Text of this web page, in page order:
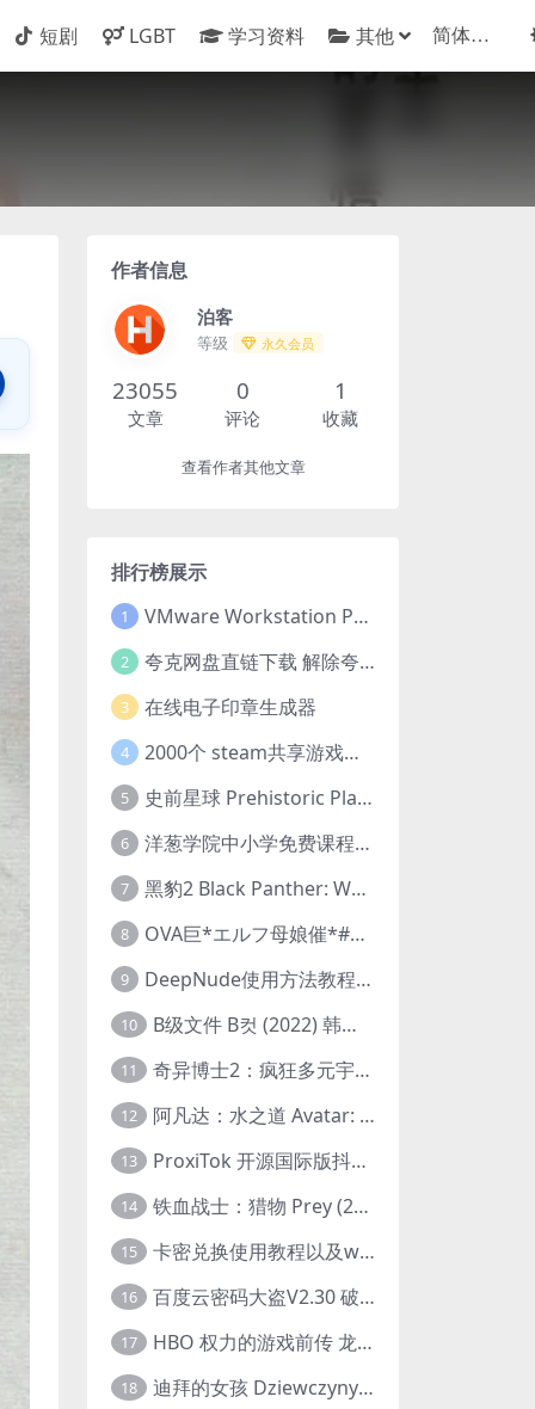
短剧 LGBT 学习资料 其他
作者信息
泊客
等级 永久会员
23055
文章
0
评论
1
收藏
查看作者其他文章
排行榜展示
1 VMware Workstation Pro 16 永久激活密钥(序列号)
2 夸克网盘直链下载 解除夸克网盘下载限制 油猴脚本
3 在线电子印章生成器
4 2000个 steam共享游戏账号 离线steam账号分享
5 史前星球 Prehistoric Planet (2022) 中字 1080p 高清 阿里云盘 2022.5.27已更新全集
6 洋葱学院中小学免费课程集合 云盘下载
7 黑豹2 Black Panther: Wakanda Forever (2022) 高清版
8 OVA巨*エルフ母娘催*#1エルフの国を蹂*する男。汚された女王と姫
9 DeepNude使用方法教程FAQ
10 B级文件 B컷 (2022) 韩国大尺度剧情电影 1080P 中字
11 奇异博士2：疯狂多元宇宙 Doctor Strange in the Multiverse of Madness (2022) 高清版1080p
12 阿凡达：水之道 Avatar: The Way of Water (2022) 1080p 2k 4k 中文字幕
13 ProxiTok 开源国际版抖音TikTok网页版 国内网络直连
14 铁血战士：猎物 Prey (2022) 中英字幕 1080P
15 卡密兑换使用教程以及windows使用教程
16 百度云密码大盗V2.30 破解分享链接提取码
17 HBO 权力的游戏前传 龙之家族 House of the Dragon (2022) 中字 1080P 更新4集
18 迪拜的女孩 Dziewczyny z Dubaju (2021) 1080P 中字